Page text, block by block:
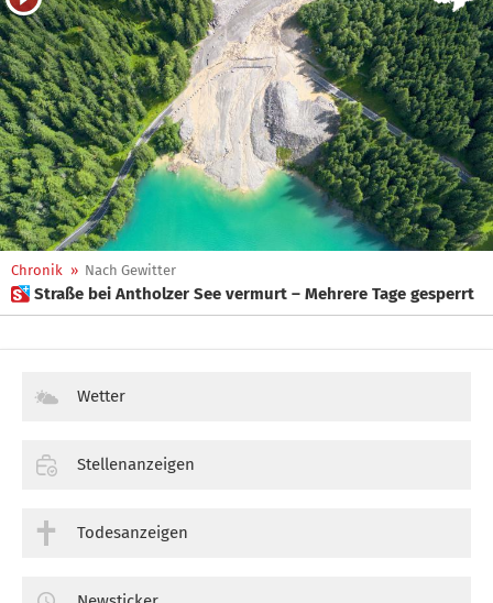
Chronik » Nach Gewitter
 Straße bei Antholzer See vermurt – Mehrere Tage gesperrt
Wetter
Stellenanzeigen
Todesanzeigen